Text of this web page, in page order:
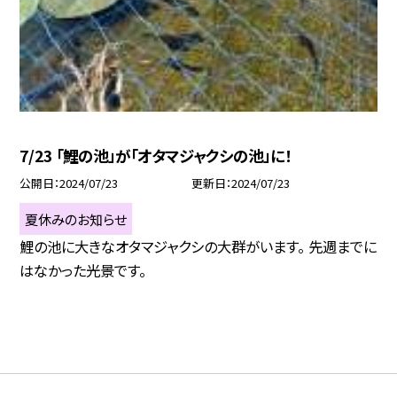
7/23 「鯉の池」が「オタマジャクシの池」に！
公開日 2024/07/23 更新日 2024/07/23
夏休みのお知らせ
鯉の池に大きなオタマジャクシの大群がいます。 先週までに
はなかった光景です。